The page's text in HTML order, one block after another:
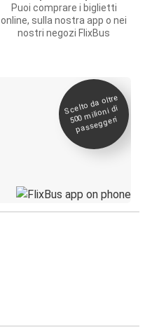
Puoi comprare i biglietti
online, sulla nostra app o nei
nostri negozi FlixBus
Scelto da oltre
500
milioni di
passeggeri